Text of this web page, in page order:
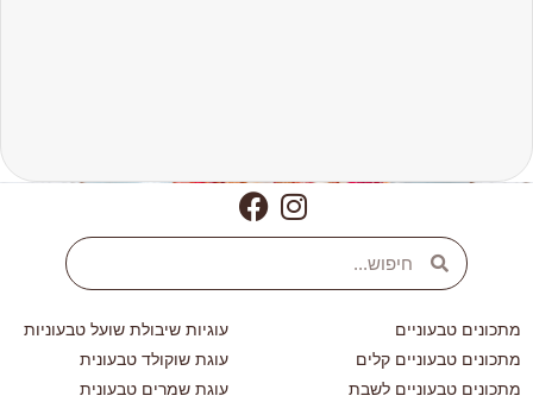
מתכונים טבעוניים
מתכונים טבעוניים קלים
מתכונים טבעוניים לשבת
עוגיות שיבולת שועל טבעוניות
עוגת שוקולד טבעונית
עוגת שמרים טבעונית